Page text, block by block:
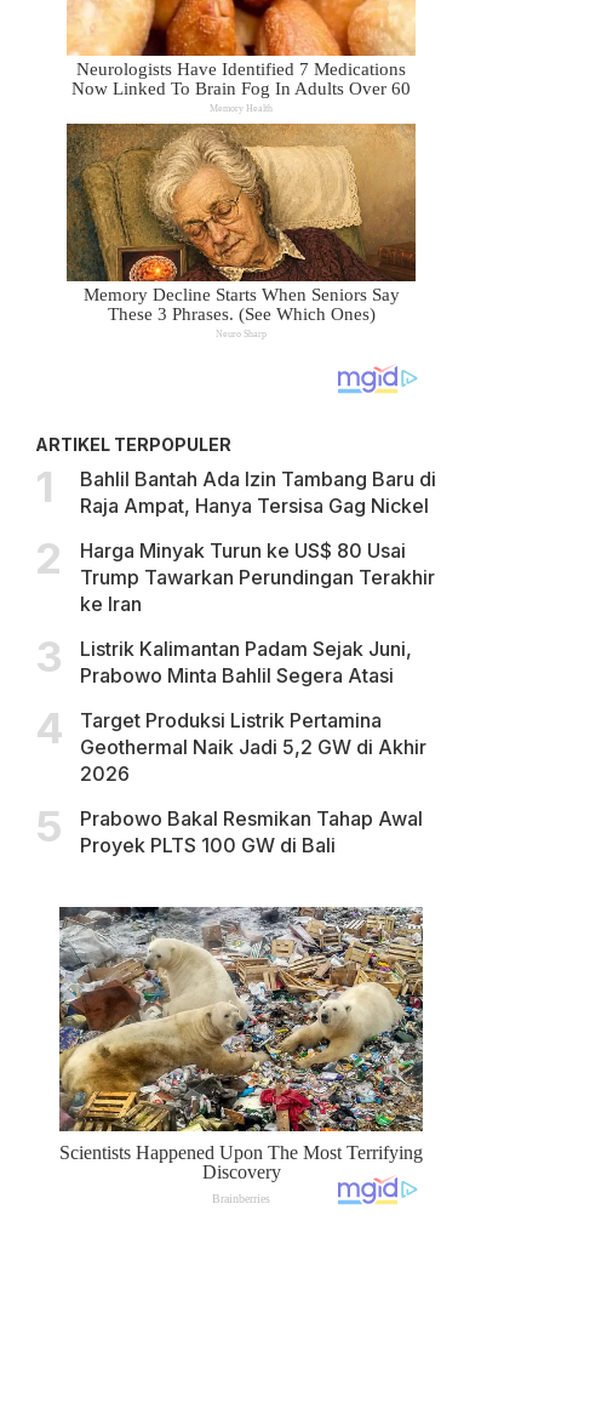
ARTIKEL TERPOPULER
Bahlil Bantah Ada Izin Tambang Baru di
Raja Ampat, Hanya Tersisa Gag Nickel
Harga Minyak Turun ke US$ 80 Usai
Trump Tawarkan Perundingan Terakhir
ke Iran
Listrik Kalimantan Padam Sejak Juni,
Prabowo Minta Bahlil Segera Atasi
Target Produksi Listrik Pertamina
Geothermal Naik Jadi 5,2 GW di Akhir
2026
Prabowo Bakal Resmikan Tahap Awal
Proyek PLTS 100 GW di Bali